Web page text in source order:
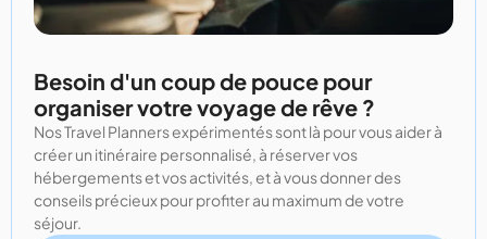
Besoin d'un coup de pouce pour
organiser votre voyage de rêve ?
Nos Travel Planners expérimentés sont là pour vous aider à
créer un itinéraire personnalisé, à réserver vos
hébergements et vos activités, et à vous donner des
conseils précieux pour profiter au maximum de votre
séjour.